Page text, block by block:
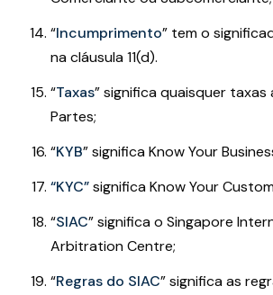
“Incumprimento” tem o
na cláusula 11(d).
“Taxas”significa quaisquer taxas
Partes;
“KYB” significa Know Your
“KYC”significa Know Your
“SIAC” significa o Singapore
Arbitration Centre;
“Regras do SIAC” significa as